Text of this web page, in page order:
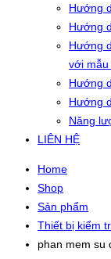
Hướng
Hướng
Hướng
với
Hướng
Hướng
Năng
LIÊN HỆ
Home
Shop
Sản phẩm
Thiết bị kiểm
phan mem su